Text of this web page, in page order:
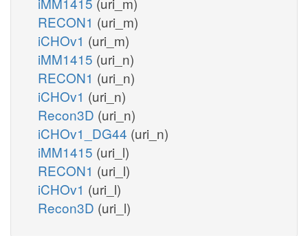
RECON1 (uri_m)
iCHOv1 (uri_m)
iMM1415 (uri_n)
RECON1 (uri_n)
iCHOv1 (uri_n)
Recon3D (uri_n)
iCHOv1_DG44 (uri_n)
iMM1415 (uri_l)
RECON1 (uri_l)
iCHOv1 (uri_l)
Recon3D (uri_l)